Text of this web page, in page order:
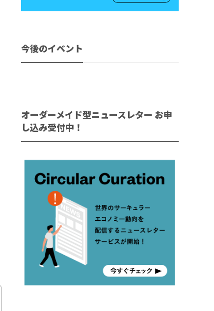
今後のイベント
オーダーメイド型ニュースレター お申
し込み受付中！